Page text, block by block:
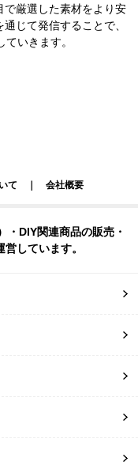
で厳選した素材をより安
じて発信することで、
いきます。
て ｜ 会社概要
・DIY関連商品の販売・
しています。